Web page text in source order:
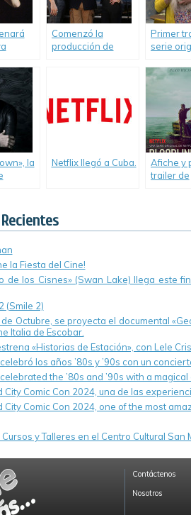
Comenzó la
producción de
español.
Primer
serie
Kimmy
la
Netflix llegó a Cuba.
Afiche y
trailer de
la Fiesta del Cine!
de los Cisnes» (Swan Lake) llega este
(Smile 2)
de Octubre, se proyecta el documental
Italia de Escobar.
«Historias de Estación», con Lele
los años ’80s y ’90s con un
the ’80s and ’90s with a
City Comic Con 2024, una de las
City Comic Con 2024, one of the most
y Talleres en el Centro Cultural San
Contáctenos
Nosotros